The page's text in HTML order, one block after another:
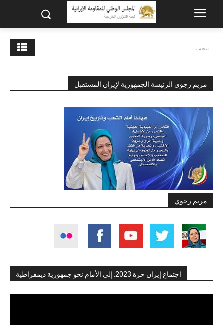
يبحث
مريم رجوي الرئيسة الجمهورية لإيران المستقبل
مريم رجوي
اجتماع إيران حرة 2023: إلى الأمام نحو جمهورية ديمقراطية